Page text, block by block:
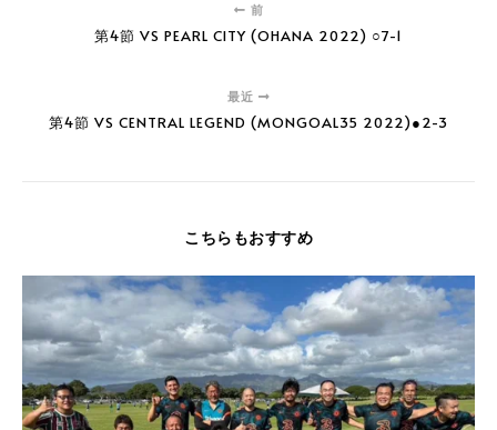
前
第4節 VS PEARL CITY (OHANA 2022) ○7-1
最近
第4節 VS CENTRAL LEGEND (MONGOAL35 2022)●2-3
こちらもおすすめ